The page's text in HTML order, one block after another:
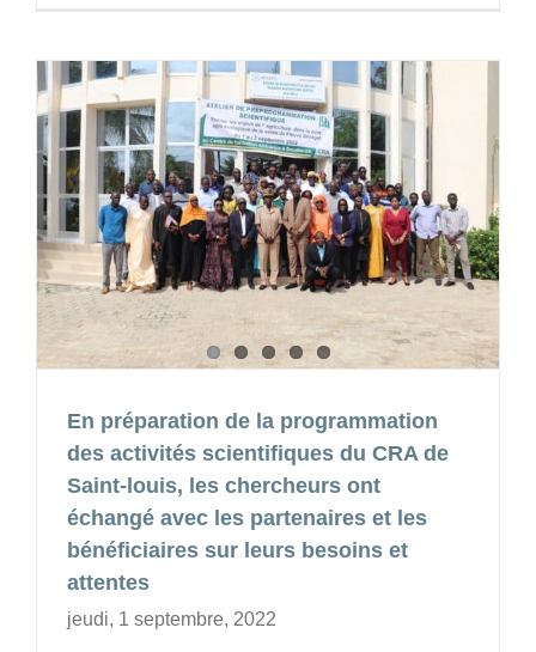
En préparation de la programmation
des activités scientifiques du CRA de
Saint-louis, les chercheurs ont
échangé avec les partenaires et les
bénéficiaires sur leurs besoins et
attentes
jeudi, 1 septembre, 2022